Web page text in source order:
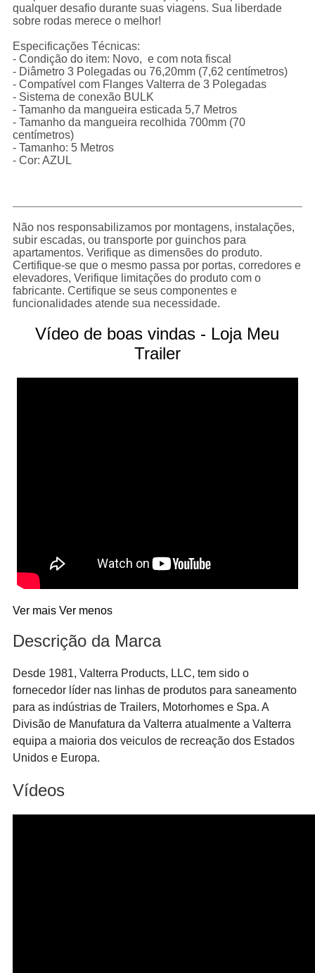
qualquer desafio durante suas viagens. Sua liberdade
sobre rodas merece o melhor!
Especificações Técnicas:
- Condição do item: Novo, e com nota fiscal
- Diâmetro 3 Polegadas ou 76,20mm (7,62 centímetros)
- Compatível com Flanges Valterra de 3 Polegadas
- Sistema de conexão BULK
- Tamanho da mangueira esticada 5,7 Metros
- Tamanho da mangueira recolhida 700mm (70
centímetros)
- Tamanho: 5 Metros
- Cor: AZUL
Não nos responsabilizamos por montagens, instalações,
subir escadas, ou transporte por guinchos para
apartamentos. Verifique as dimensões do produto.
Certifique-se que o mesmo passa por portas, corredores e
elevadores, Verifique limitações do produto com o
fabricante. Certifique se seus componentes e
funcionalidades atende sua necessidade.
Vídeo de boas vindas - Loja Meu
Trailer
Ver mais Ver menos
Descrição da Marca
Desde 1981, Valterra Products, LLC, tem sido o
fornecedor líder nas linhas de produtos para saneamento
para as indústrias de Trailers, Motorhomes e Spa. A
Divisão de Manufatura da Valterra atualmente a Valterra
equipa a maioria dos veiculos de recreação dos Estados
Unidos e Europa.
Vídeos